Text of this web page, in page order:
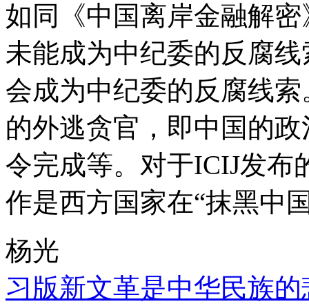
如同《中国离岸金融解
未能成为中纪委的反腐
会成为中纪委的反腐线
的外逃贪官，即中国的
令完成等。对于ICIJ发布
作是西方国家在“抹黑中
杨光
习版新文革是中华民族的